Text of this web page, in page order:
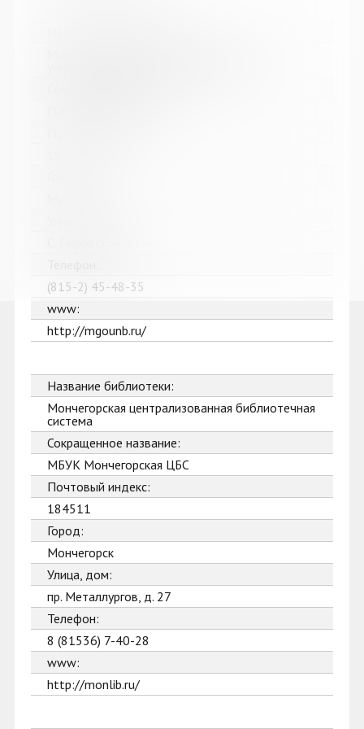
(815-2) 45-48-35
www:
http://mgounb.ru/
Название библиотеки:
Мончегорская централизованная библиотечная
система
Сокращенное название:
МБУК Мончегорская ЦБС
Почтовый индекс:
184511
Город:
Мончегорск
Улица, дом:
пр. Металлургов, д. 27
Телефон:
8 (81536) 7-40-28
www:
http://monlib.ru/